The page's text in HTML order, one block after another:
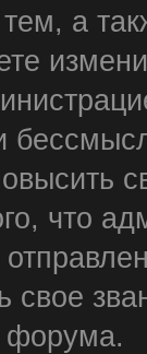
а
что
свое
форума.